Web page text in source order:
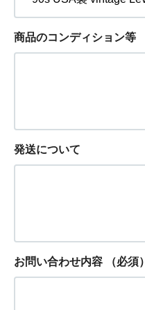
商品のコンディション等
発送について
お問い合わせ内容 （必須）